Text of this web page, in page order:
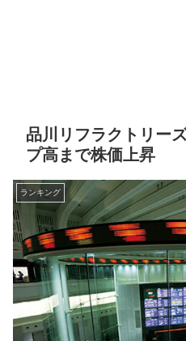
品川リフラクトリー
プ高まで株価上昇
ランキング